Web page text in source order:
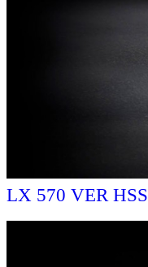
LX 570 VER HSS